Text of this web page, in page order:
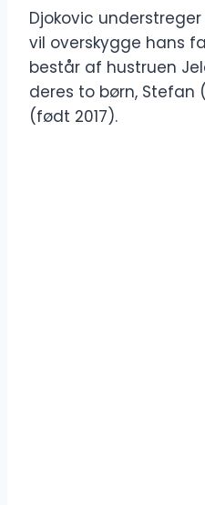
Djokovic
vil overskygge hans
består af hustruen
deres to børn, Stefan
(født 2017).